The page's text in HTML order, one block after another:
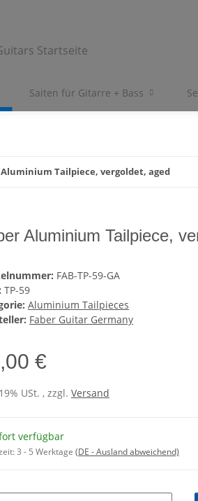
Saiten für Gitarre + Bass
Aluminium Tailpiece, vergoldet, aged
Aluminium Tailpiece,
FAB-TP-59-GA
TP-59
Aluminium Tailpieces
Faber Guitar Germany
€
USt. , zzgl. Versand
verfügbar
3 - 5 Werktage (DE - Ausland abweichend)